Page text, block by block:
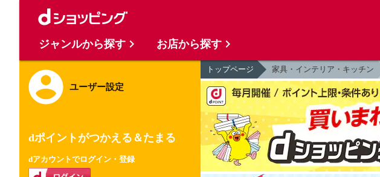
ユーザー設定
dポイントがつかえる＆たまる
dアカウントでログイン・登録
トップページ 家具・インテリア・キッチン
ジャンルから探す お店から探す